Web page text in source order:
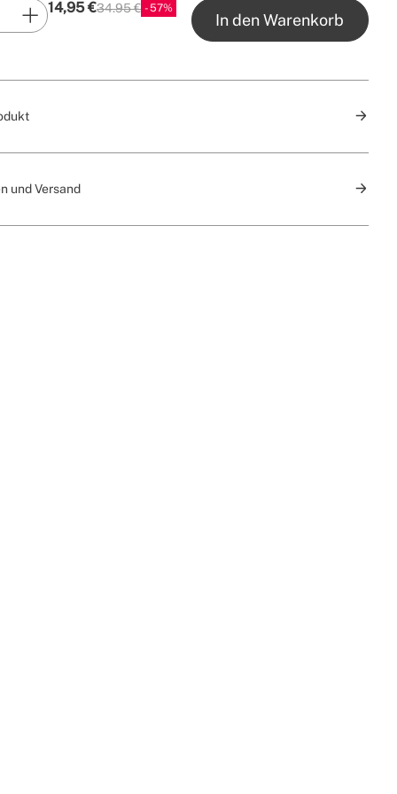
14,95 €P.V.P
34.95 € 57
In den Warenkorb
und Versand